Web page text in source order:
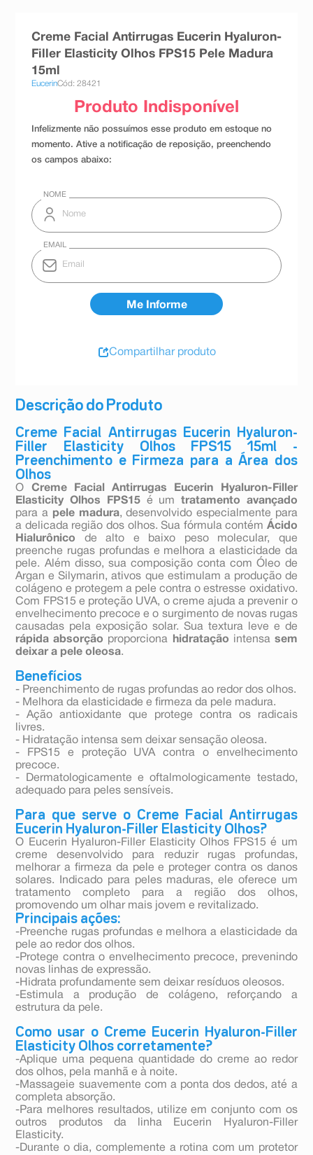
Descrição do Produto
Creme Facial Antirrugas Eucerin Hyaluron-
Filler Elasticity Olhos FPS15 15ml -
Preenchimento e Firmeza para a Área dos
Olhos
O Creme Facial Antirrugas Eucerin Hyaluron-Filler
Elasticity Olhos FPS15é um tratamento avançado
para a pele madura, desenvolvido especialmente para
a delicada região dos olhos. Sua fórmula contém Ácido
Hialurônico de alto e baixo peso molecular, que
preenche rugas profundas e melhora a elasticidade da
pele. Além disso, sua composição conta com Óleo de
Argan e Silymarin, ativos que estimulam a produção de
colágeno e protegem a pele contra o estresse oxidativo.
Com FPS15 e proteção UVA, o creme ajuda a prevenir o
envelhecimento precoce e o surgimento de novas rugas
causadas pela exposição solar. Sua textura leve e de
rápida absorção proporciona hidratação intensa sem
deixar a pele oleosa.
Benefícios
- Preenchimento de rugas profundas ao redor dos olhos.
- Melhora da elasticidade e firmeza da pele madura.
- Ação antioxidante que protege contra os radicais
livres.
- Hidratação intensa sem deixar sensação oleosa.
- FPS15 e proteção UVA contra o envelhecimento
precoce.
- Dermatologicamente e oftalmologicamente testado,
adequado para peles sensíveis.
Para que serve o Creme Facial Antirrugas
Eucerin Hyaluron-Filler Elasticity Olhos?
O Eucerin Hyaluron-Filler Elasticity Olhos FPS15 é um
creme desenvolvido para reduzir rugas profundas,
melhorar a firmeza da pele e proteger contra os danos
solares. Indicado para peles maduras, ele oferece um
tratamento completo para a região dos olhos,
promovendo um olhar mais jovem e revitalizado.
Principais ações:
-Preenche rugas profundas e melhora a elasticidade da
pele ao redor dos olhos.
-Protege contra o envelhecimento precoce, prevenindo
novas linhas de expressão.
-Hidrata profundamente sem deixar resíduos oleosos.
-Estimula a produção de colágeno, reforçando a
estrutura da pele.
Como usar o Creme Eucerin Hyaluron-Filler
Elasticity Olhos corretamente?
-Aplique uma pequena quantidade do creme ao redor
dos olhos, pela manhã e à noite.
-Massageie suavemente com a ponta dos dedos, até a
completa absorção.
-Para melhores resultados, utilize em conjunto com os
outros produtos da linha Eucerin Hyaluron-Filler
Elasticity.
-Durante o dia, complemente a rotina com um protetor
Creme Facial Antirrugas Eucerin Hyaluron-
Filler Elasticity Olhos FPS15 Pele Madura
15ml
EucerinCód: 28421
Compartilhar produto
esmalte
ºabsorvente